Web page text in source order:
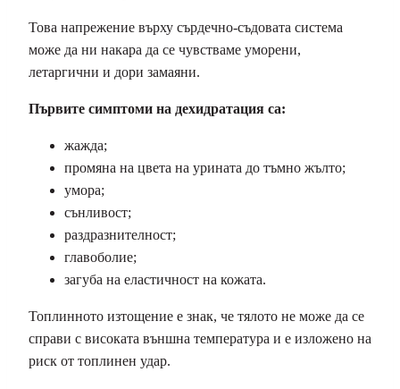
Това напрежение върху сърдечно-съдовата система
може да ни накара да се чувстваме уморени,
летаргични и дори замаяни.
Първите симптоми на дехидратация са:
жажда;
промяна на цвета на урината до тъмно жълто;
умора;
сънливост;
раздразнителност;
главоболие;
загуба на еластичност на кожата.
Топлинното изтощение е знак, че тялото не може да се
справи с високата външна температура и е изложено на
риск от топлинен удар.